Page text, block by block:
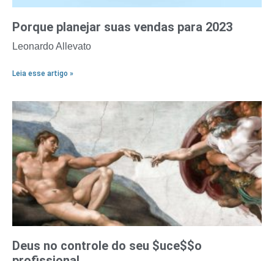
Porque planejar suas vendas para 2023
Leonardo Allevato
Leia esse artigo »
Deus no controle do seu $uce$$o